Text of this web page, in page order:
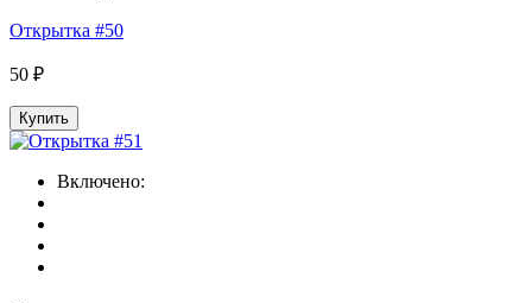
Открытка #50
50 ₽
Купить
Включено: